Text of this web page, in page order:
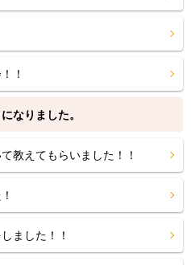
！
なりました。
教えてもらいました！！
ました！！